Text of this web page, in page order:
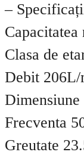
–
Clasa de
Debit 206L/
Frecventa
Greutate